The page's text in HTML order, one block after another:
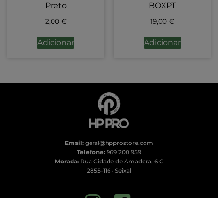
Preto
2,00 €
Adicionar
BOXPT
19,00 €
Adicionar
Email: geral@hpprostore.com
Telefone: 969 200 959
Morada:Rua Cidade de Amadora, 6 C
2855-116 · Seixal